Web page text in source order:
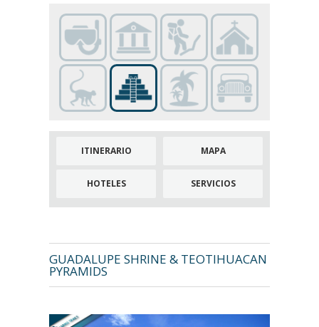
ITINERARIO MAPA
HOTELES SERVICIOS
GUADALUPE SHRINE & TEOTIHUACAN
PYRAMIDS